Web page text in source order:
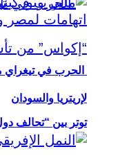
توتر بين “تحالف
الحرب في تيغراي
لإريتريا والسودان